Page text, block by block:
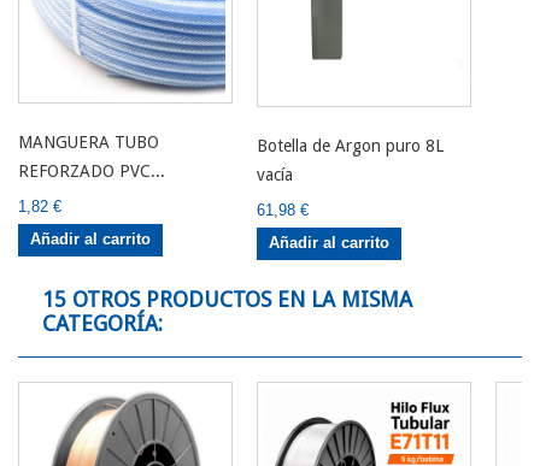
MANGUERA TUBO
REFORZADO PVC...
1,82 €
Añadir al carrito
Botella de Argon puro 8L
vacía
61,98 €
Añadir al carrito
15 OTROS PRODUCTOS EN LA MISMA
CATEGORÍA: